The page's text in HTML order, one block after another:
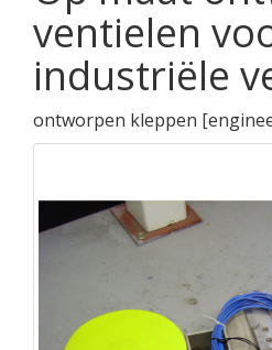
ventielen
industriële
ontworpen kleppen [